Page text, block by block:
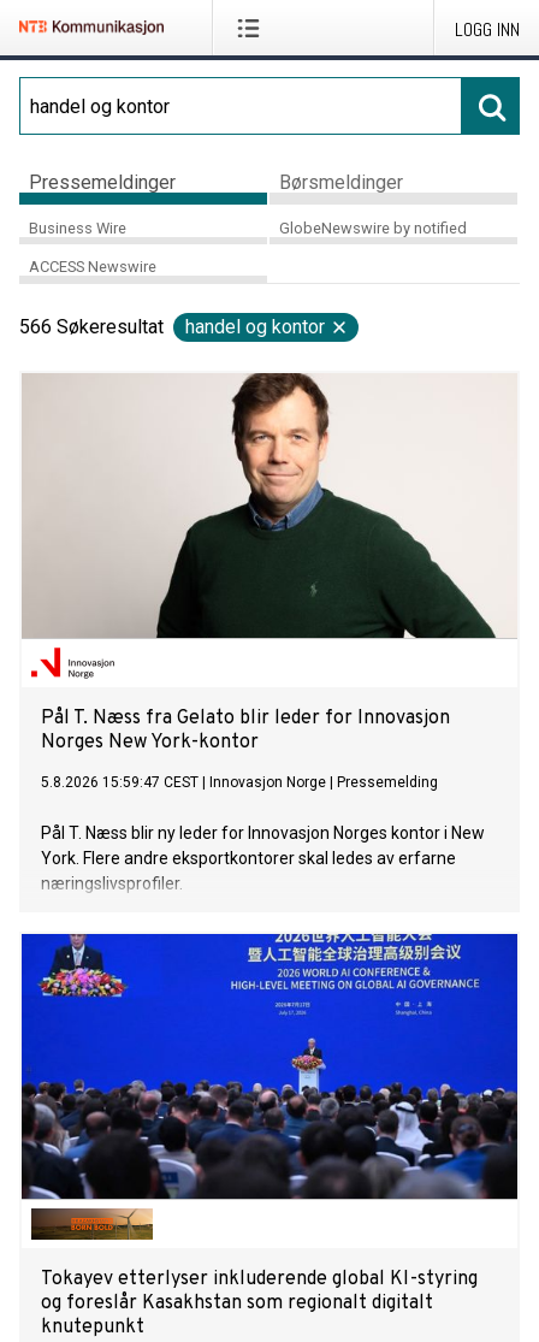
LOGG INN
Pressemeldinger Børsmeldinger
Business Wire GlobeNewswire by notified
ACCESS Newswire
566 Søkeresultat handel og kontor
Pål T. Næss fra Gelato blir leder for Innovasjon
Norges New York-kontor
5.8.2026 15:59:47 CEST Innovasjon Norge Pressemelding
Pål T. Næss blir ny leder for Innovasjon Norges kontor i New
York. Flere andre eksportkontorer skal ledes av erfarne
næringslivsprofiler.
Tokayev etterlyser inkluderende global KI-styring
og foreslår Kasakhstan som regionalt digitalt
knutepunkt